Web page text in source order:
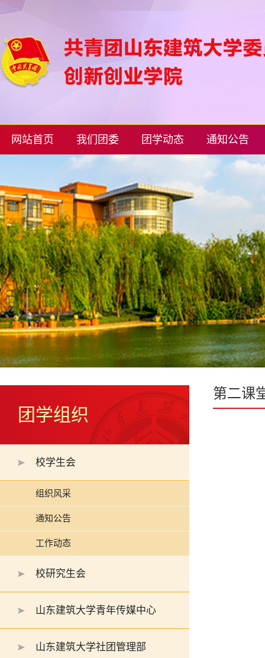
网站首页 我们团委 团学动态 通知公告
团学组织
校学生会
组织风采
通知公告
工作动态
校研究生会
山东建筑大学青年传媒中心
山东建筑大学社团管理部
第二课